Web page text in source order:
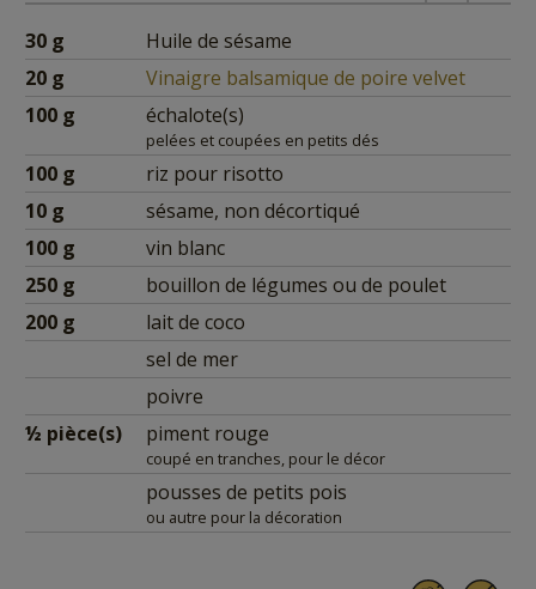
30 g
Huile de sésame
20 g
Vinaigre balsamique de poire velvet
100 g échalote(s)
pelées et coupées en petits dés
100 g
riz pour risotto
10 g
sésame, non décortiqué
100 g
vin blanc
250 g
bouillon de légumes ou de poulet
200 g
lait de coco
sel de mer
poivre
½ pièce(s) piment rouge
coupé en tranches, pour le décor
pousses de petits pois
ou autre pour la décoration